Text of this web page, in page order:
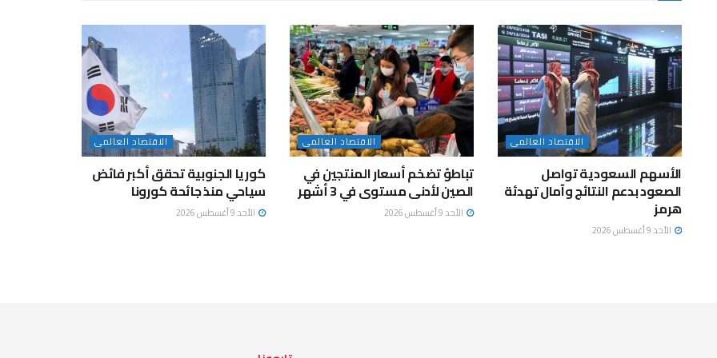
الاقتصاد العالمى
الأسهم السعودية تواصل
الصعود بدعم النتائج وآمال تهدئة
هرمز
الأحد 9 أغسطس 2026
الاقتصاد العالمى
تباطؤ تضخم أسعار المنتجين في
الصين لأدنى مستوى في 3 أشهر
الأحد 9 أغسطس 2026
الاقتصاد العالمى
كوريا الجنوبية تحقق أكبر فائض
سياحي منذ جائحة كورونا
الأحد 9 أغسطس 2026